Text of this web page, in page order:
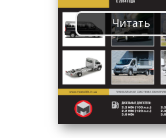
Читать